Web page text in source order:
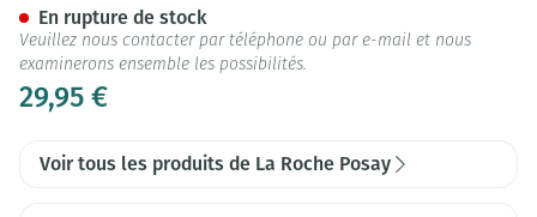
29,95 €
En rupture de stock
Veuillez nous contacter par téléphone ou par e-mail et nous
examinerons ensemble les possibilités.
Voir tous les produits de La Roche Posay